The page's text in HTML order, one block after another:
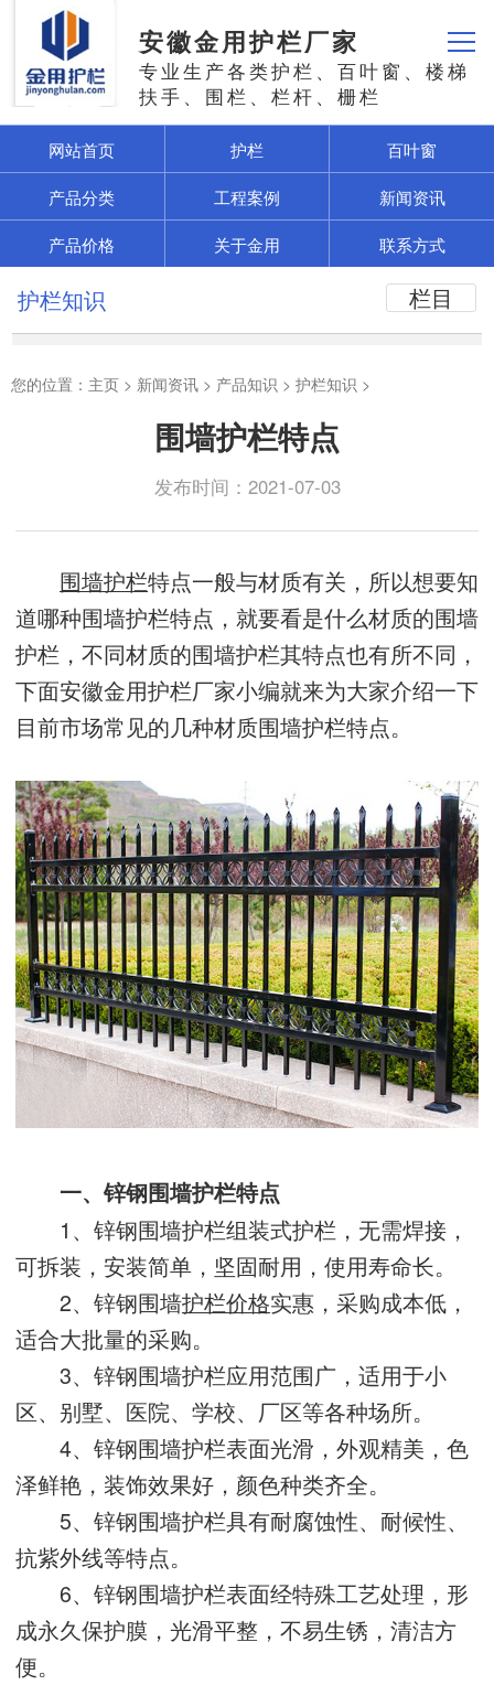
安徽金用护栏厂家
专业生产各类护栏、百叶窗、楼梯
扶手、围栏、栏杆、栅栏
网站首页 护栏
百叶窗
产品分类
工程案例
新闻资讯
产品价格
关于金用 联系方式
栏目
护栏知识
您的位置： 主页 > 新闻资讯 > 产品知识 > 护栏知识 >
围墙护栏特点
发布时间：2021-07-03
围墙护栏特点一般与材质有关，所以想要知
道哪种围墙护栏特点，就要看是什么材质的围墙
护栏，不同材质的围墙护栏其特点也有所不同，
下面安徽金用护栏厂家小编就来为大家介绍一下
目前市场常见的几种材质围墙护栏特点。
一、锌钢围墙护栏特点
1、锌钢围墙护栏组装式护栏，无需焊接，
可拆装，安装简单，坚固耐用，使用寿命长。
2、锌钢围墙护栏价格实惠，采购成本低，
适合大批量的采购。
3、锌钢围墙护栏应用范围广，适用于小
区、别墅、医院、学校、厂区等各种场所。
4、锌钢围墙护栏表面光滑，外观精美，色
泽鲜艳，装饰效果好，颜色种类齐全。
5、锌钢围墙护栏具有耐腐蚀性、耐候性、
抗紫外线等特点。
6、锌钢围墙护栏表面经特殊工艺处理，形
成永久保护膜，光滑平整，不易生锈，清洁方
便。